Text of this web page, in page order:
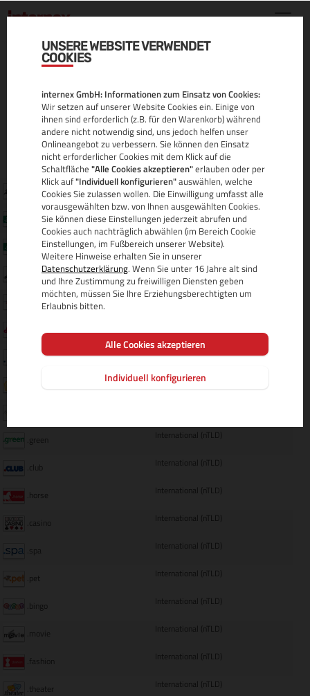
UNSERE WEBSITE VERWENDET
COOKIES
internex GmbH: Informationen zum Einsatz von Cookies:
Wir setzen auf unserer Website Cookies ein. Einige von
ihnen sind erforderlich (z.B. für den Warenkorb) während
andere nicht notwendig sind, uns jedoch helfen unser
Onlineangebot zu verbessern. Sie können den Einsatz
nicht erforderlicher Cookies mit dem Klick auf die
Schaltfläche "Alle Cookies akzeptieren"erlauben oder per
Klick auf"Individuell konfigurieren"auswählen, welche
Cookies Sie zulassen wollen. Die Einwilligung umfasst alle
vorausgewählten bzw. von Ihnen ausgewählten Cookies.
Sie können diese Einstellungen jederzeit abrufen und
Cookies auch nachträglich abwählen (im Bereich Cookie
Einstellungen, im Fußbereich unserer Website).
Weitere Hinweise erhalten Sie in unserer
Datenschutzerklärung. Wenn Sie unter 16 Jahre alt sind
und Ihre Zustimmung zu freiwilligen Diensten geben
möchten, müssen Sie Ihre Erziehungsberechtigten um
Erlaubnis bitten.
Alle Cookies akzeptieren
Individuell konfigurieren
DOMAINS DER
KATEGORIE HOBBY &
FREIZEIT
.training International (nTLD)
.juegos International (nTLD)
.photo International (nTLD)
.photography International (nTLD)
.racing International (nTLD)
International (nTLD)
International (nTLD)
.green International (nTLD)
.club International (nTLD)
.horse International (nTLD)
.casino International (nTLD)
.spa International (nTLD)
.pet International (nTLD)
.bingo International (nTLD)
.movie International (nTLD)
.fashion International (nTLD)
.theater International (nTLD)